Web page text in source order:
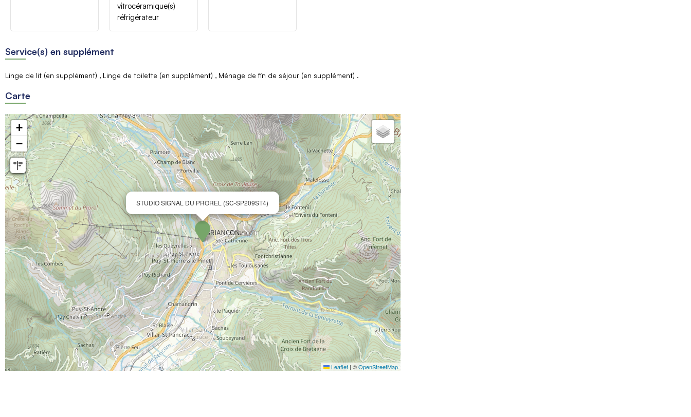
vitrocéramique(s)
réfrigérateur
Service(s) en supplément
Linge de lit (en supplément) Linge de toilette (en supplément) Ménage de fin de séjour (en supplément)
Carte
STUDIO SIGNAL DU PROREL (SC-SP209ST4)
+
−
Leaflet | ©OpenStreetMap